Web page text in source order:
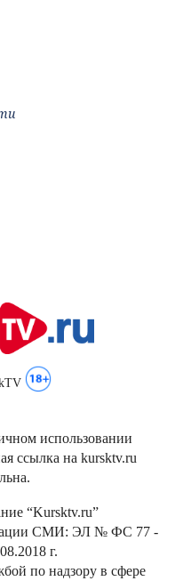
использовании
ссылка на kursktv.ru
“Kursktv.ru”
СМИ: ЭЛ № ФС 77 -
г.
по надзору в сфере